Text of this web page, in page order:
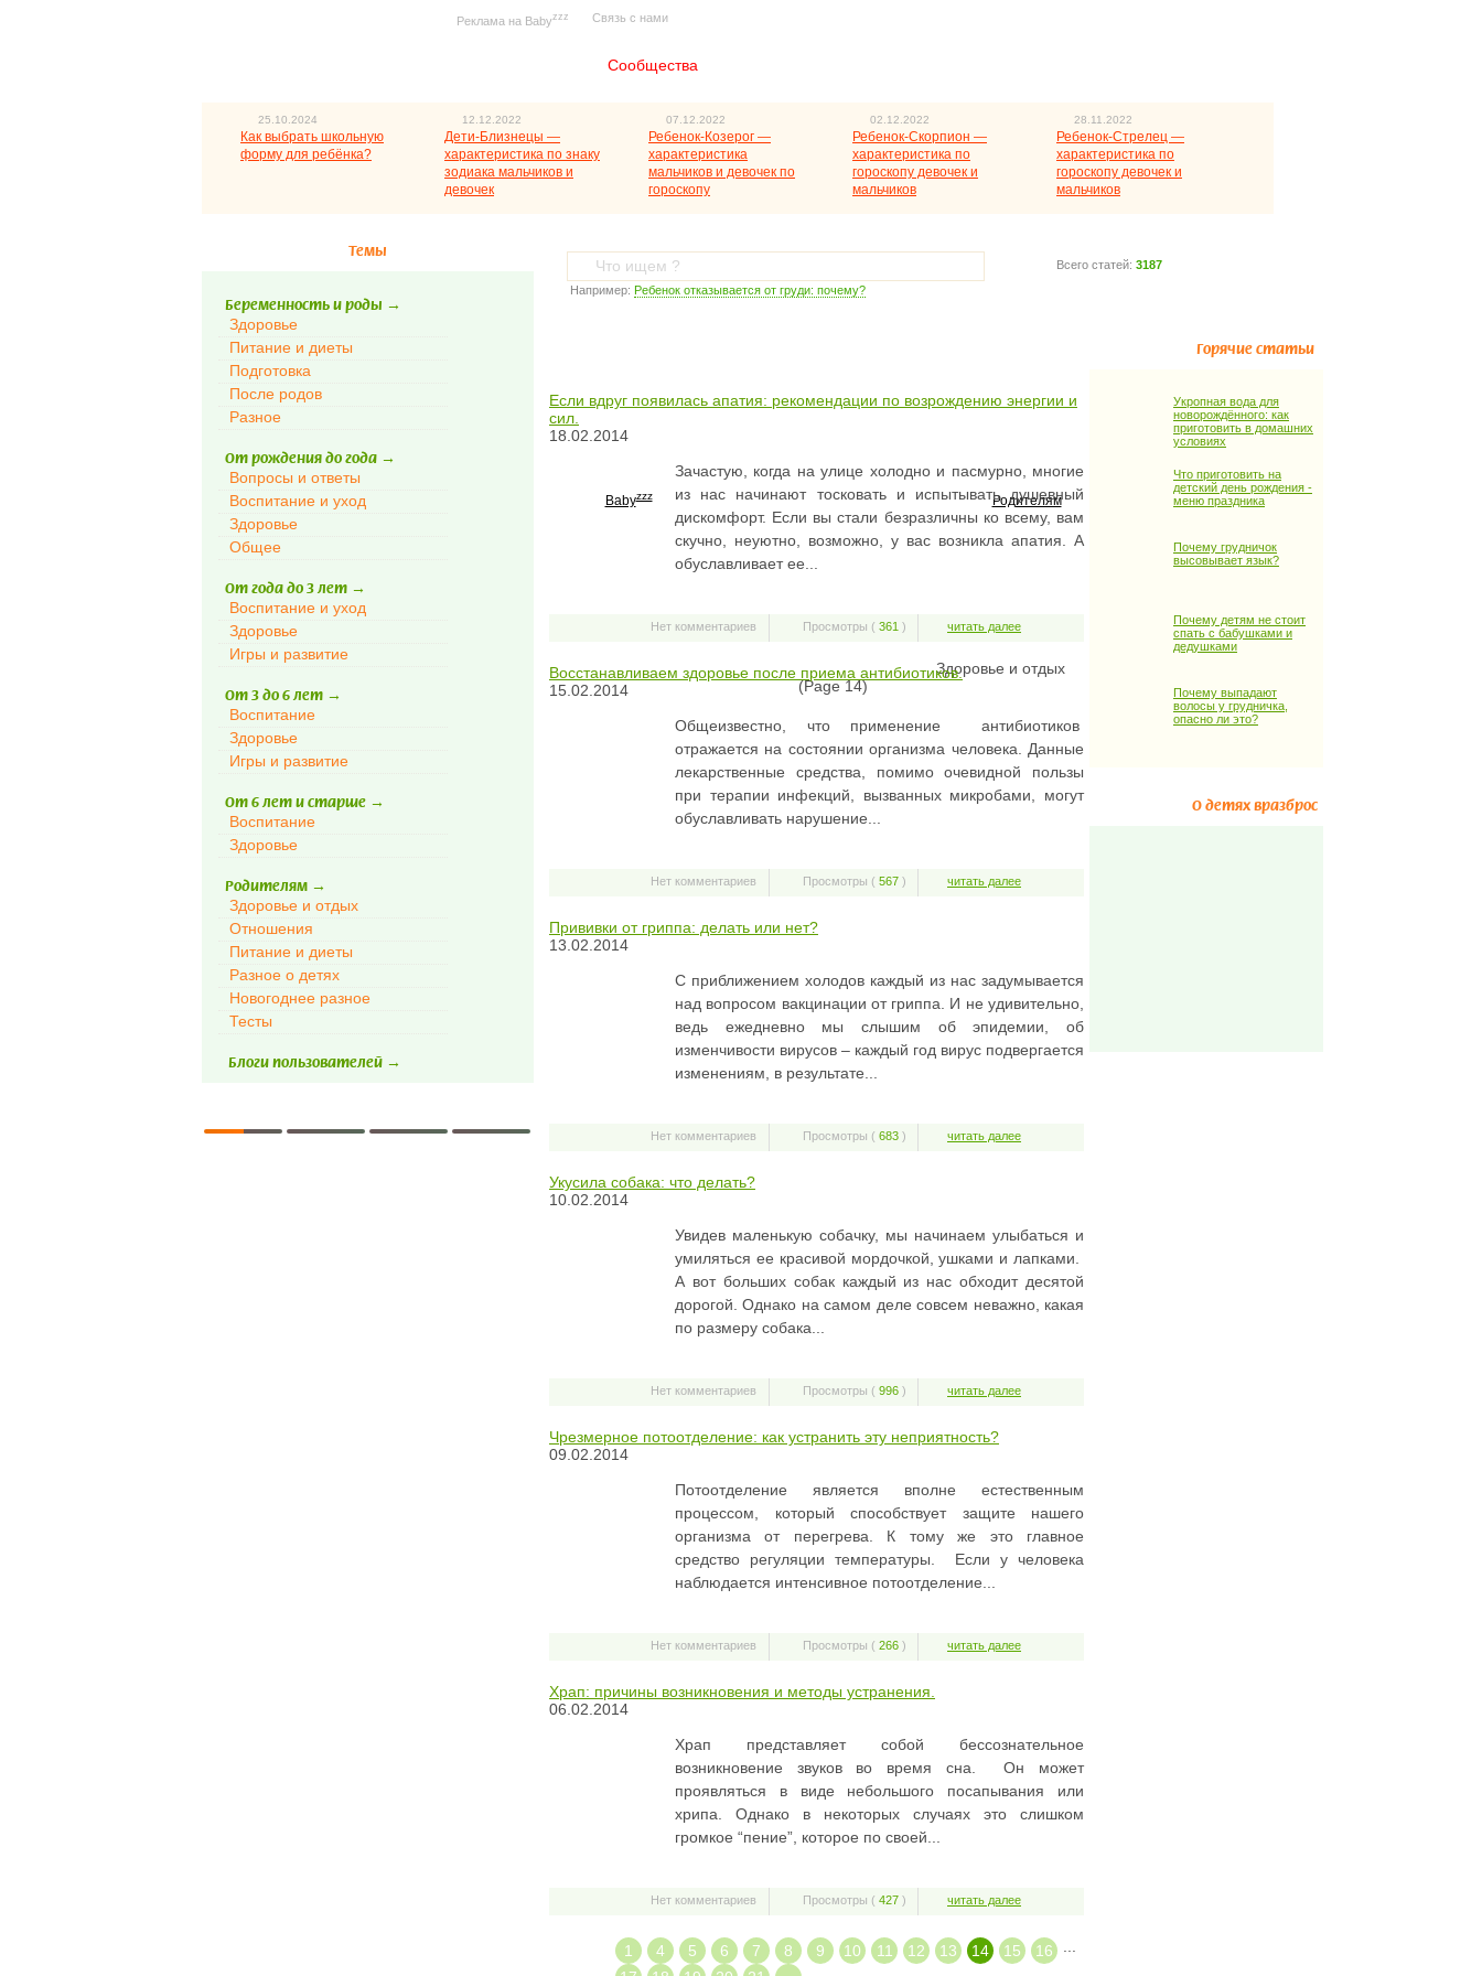
Реклама на Babyzzz Связь с нами
Сообщества
25.10.2024
Как выбрать школьную
форму для ребёнка?
12.12.2022
Дети-Близнецы —
характеристика по знаку
зодиака мальчиков и
девочек
07.12.2022
Ребенок-Козерог —
характеристика
мальчиков и девочек по
гороскопу
02.12.2022
Ребенок-Скорпион —
характеристика по
гороскопу девочек и
мальчиков
28.11.2022
Ребенок-Стрелец —
характеристика по
гороскопу девочек и
мальчиков
Темы
Беременность и роды →
Здоровье
Питание и диеты
Подготовка
После родов
Разное
От рождения до года →
Вопросы и ответы
Воспитание и уход
Здоровье
Общее
От года до 3 лет →
Воспитание и уход
Здоровье
Игры и развитие
От 3 до 6 лет →
Воспитание
Здоровье
Игры и развитие
От 6 лет и старше →
Воспитание
Здоровье
Родителям →
Здоровье и отдых
Отношения
Питание и диеты
Разное о детях
Новогоднее разное
Тесты
Блоги пользователей →
Всего статей: 3187
Например: Ребенок отказывается от груди: почему?
Babyzzz Родителям
Здоровье и отдых
(Page 14)
Если вдруг появилась апатия: рекомендации по возрождению энергии и
сил.
18.02.2014
Зачастую, когда на улице холодно и пасмурно, многие
из нас начинают тосковать и испытывать душевный
дискомфорт. Если вы стали безразличны ко всему, вам
скучно, неуютно, возможно, у вас возникла апатия. А
обуславливает ее...
Нет комментариев Просмотры ( 361 ) читать далее
Восстанавливаем здоровье после приема антибиотиков.
15.02.2014
Общеизвестно, что применение антибиотиков
отражается на состоянии организма человека. Данные
лекарственные средства, помимо очевидной пользы
при терапии инфекций, вызванных микробами, могут
обуславливать нарушение...
Нет комментариев Просмотры ( 567 ) читать далее
Прививки от гриппа: делать или нет?
13.02.2014
С приближением холодов каждый из нас задумывается
над вопросом вакцинации от гриппа. И не удивительно,
ведь ежедневно мы слышим об эпидемии, об
изменчивости вирусов – каждый год вирус подвергается
изменениям, в результате...
Нет комментариев Просмотры ( 683 ) читать далее
Укусила собака: что делать?
10.02.2014
Увидев маленькую собачку, мы начинаем улыбаться и
умиляться ее красивой мордочкой, ушками и лапками.
А вот больших собак каждый из нас обходит десятой
дорогой. Однако на самом деле совсем неважно, какая
по размеру собака...
Нет комментариев Просмотры ( 996 ) читать далее
Чрезмерное потоотделение: как устранить эту неприятность?
09.02.2014
Потоотделение является вполне естественным
процессом, который способствует защите нашего
организма от перегрева. К тому же это главное
средство регуляции температуры. Если у человека
наблюдается интенсивное потоотделение...
Нет комментариев Просмотры ( 266 ) читать далее
Храп: причины возникновения и методы устранения.
06.02.2014
Храп представляет собой бессознательное
возникновение звуков во время сна. Он может
проявляться в виде небольшого посапывания или
хрипа. Однако в некоторых случаях это слишком
громкое “пение”, которое по своей...
Нет комментариев Просмотры ( 427 ) читать далее
1 4 5 6 7 8 9 10 11 12 13 14 15
16
Горячие статьи
Укропная вода для
новорождённого: как
приготовить в домашних
условиях
Что приготовить на
детский день рождения -
меню праздника
Почему грудничок
высовывает язык?
Почему детям не стоит
спать с бабушками и
дедушками
Почему выпадают
волосы у грудничка,
опасно ли это?
О детях вразброс